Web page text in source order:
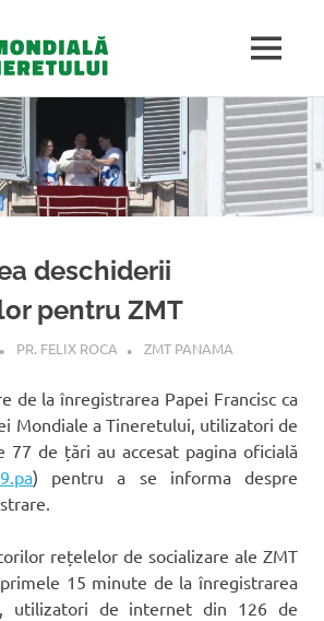
Mondială
a
MENU
deschiderii
pentru ZMT
PR. FELIX ROCA ZMT PANAMA
de la înregistrarea Papei Francisc ca
Mondiale a Tineretului, utilizatori de
77 de țări au accesat pagina oficială
) pentru a se informa despre
rețelelor de socializare ale ZMT
15 minute de la înregistrarea
utilizatori de internet din 126 de